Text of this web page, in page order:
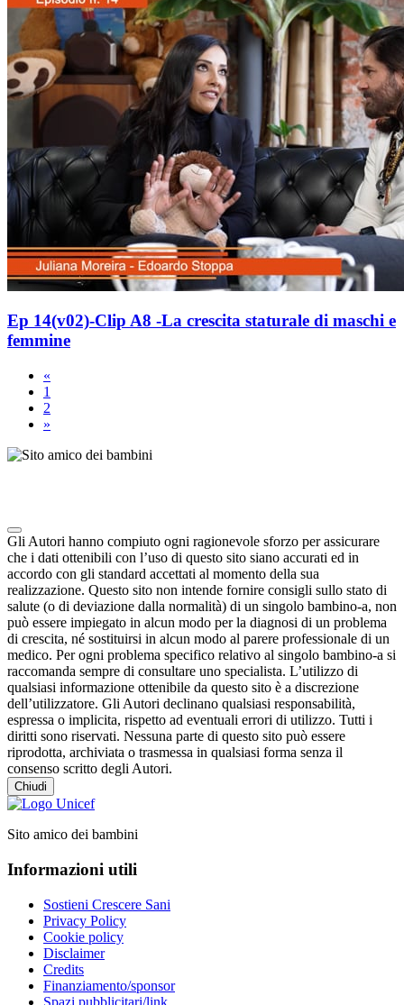
Ep 14(v02)-Clip A8 -La crescita staturale di maschi e
femmine
«
1
2
»
Gli Autori hanno compiuto ogni ragionevole sforzo per assicurare
che i dati ottenibili con l’uso di questo sito siano accurati ed in
accordo con gli standard accettati al momento della sua
realizzazione. Questo sito non intende fornire consigli sullo stato di
salute (o di deviazione dalla normalità) di un singolo bambino-a, non
può essere impiegato in alcun modo per la diagnosi di un problema
di crescita, né sostituirsi in alcun modo al parere professionale di un
medico. Per ogni problema specifico relativo al singolo bambino-a si
raccomanda sempre di consultare uno specialista. L’utilizzo di
qualsiasi informazione ottenibile da questo sito è a discrezione
dell’utilizzatore. Gli Autori declinano qualsiasi responsabilità,
espressa o implicita, rispetto ad eventuali errori di utilizzo. Tutti i
diritti sono riservati. Nessuna parte di questo sito può essere
riprodotta, archiviata o trasmessa in qualsiasi forma senza il
consenso scritto degli Autori.
Chiudi
Sito amico dei bambini
Informazioni utili
Sostieni Crescere Sani
Privacy Policy
Cookie policy
Disclaimer
Credits
Finanziamento/sponsor
Spazi pubblicitari/link